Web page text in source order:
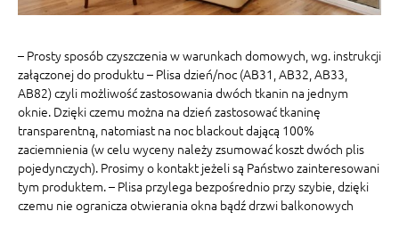
– Prosty sposób czyszczenia w warunkach domowych, wg. instrukcji
załączonej do produktu – Plisa dzień/noc (AB31, AB32, AB33,
AB82) czyli możliwość zastosowania dwóch tkanin na jednym
oknie. Dzięki czemu można na dzień zastosować tkaninę
transparentną, natomiast na noc blackout dającą 100%
zaciemnienia (w celu wyceny należy zsumować koszt dwóch plis
pojedynczych). Prosimy o kontakt jeżeli są Państwo zainteresowani
tym produktem. – Plisa przylega bezpośrednio przy szybie, dzięki
czemu nie ogranicza otwierania okna bądź drzwi balkonowych